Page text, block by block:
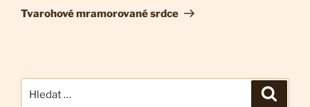
příspěvek
Tvarohové mramorované srdce